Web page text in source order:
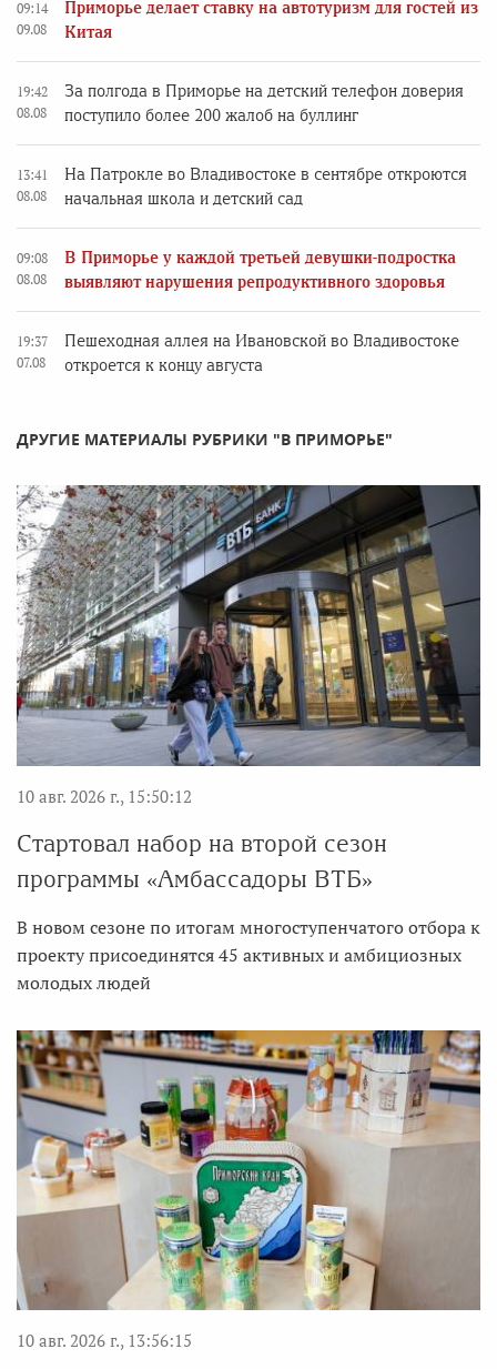
09:14
09.08
Приморье делает ставку на автотуризм для гостей из
Китая
19:42
08.08
За полгода в Приморье на детский телефон доверия
поступило более 200 жалоб на буллинг
13:41
08.08
На Патрокле во Владивостоке в сентябре откроются
начальная школа и детский сад
09:08
08.08
В Приморье у каждой третьей девушки-подростка
выявляют нарушения репродуктивного здоровья
19:37
07.08
Пешеходная аллея на Ивановской во Владивостоке
откроется к концу августа
ДРУГИЕ МАТЕРИАЛЫ РУБРИКИ "В ПРИМОРЬЕ"
10 авг. 2026 г., 15:50:12
Стартовал набор на второй сезон
программы «Амбассадоры ВТБ»
В новом сезоне по итогам многоступенчатого отбора к
проекту присоединятся 45 активных и амбициозных
молодых людей
10 авг. 2026 г., 13:56:15